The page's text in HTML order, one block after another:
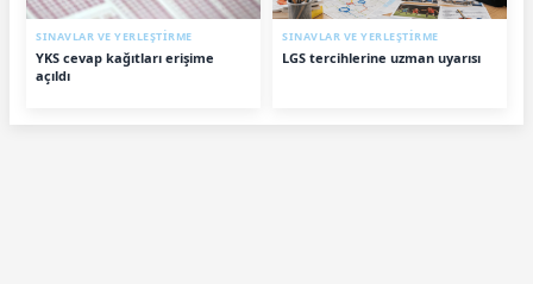
SINAVLAR VE YERLEŞTİRME
YKS cevap kağıtları erişime
açıldı
SINAVLAR VE YERLEŞTİRME
LGS tercihlerine uzman uyarısı